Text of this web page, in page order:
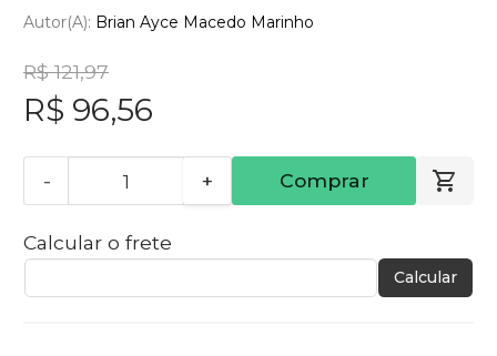
Autor(a): Brian Ayce Macedo Marinho
R$ 121,97
R$ 96,56
- + Comprar
Calcular o frete
Calcular